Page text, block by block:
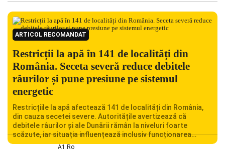
ARTICOL RECOMANDAT
Restricții la apă în 141 de localități din
România. Seceta severă reduce debitele
râurilor și pune presiune pe sistemul
energetic
Restricțiile la apă afectează 141 de localități din România,
din cauza secetei severe. Autoritățile avertizează că
debitele râurilor și ale Dunării rămân la niveluri foarte
scăzute, iar situația influențează inclusiv funcționarea
Centralei Nucleare de la Cernavodă. România se confruntă
A1.ro